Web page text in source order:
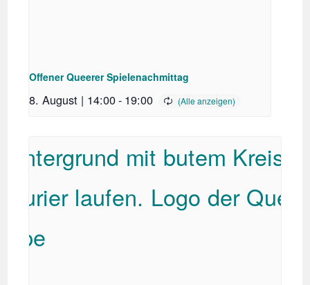
Offener Queerer Spielenachmittag
8. August | 14:00- 19:00